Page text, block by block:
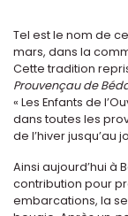
Tel est le nom de
mars, dans la
Cette tradition
Prouvençau de
« Les Enfants de
dans toutes les
de l’hiver jusqu’au
Ainsi aujourd’hui à
contribution pour
embarcations, la